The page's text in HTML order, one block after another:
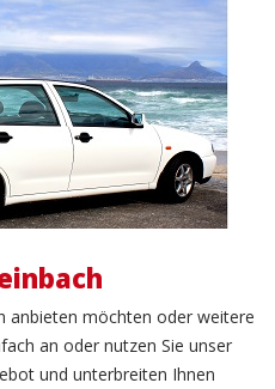
anbieten möchten oder weitere
an oder nutzen Sie unser
und unterbreiten Ihnen